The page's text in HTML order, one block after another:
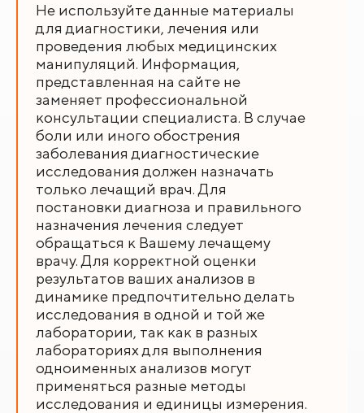
Не используйте данные материалы
для диагностики, лечения или
проведения любых медицинских
манипуляций. Информация,
представленная на сайте не
заменяет профессиональной
консультации специалиста. В случае
боли или иного обострения
заболевания диагностические
исследования должен назначать
только лечащий врач. Для
постановки диагноза и правильного
назначения лечения следует
обращаться к Вашему лечащему
врачу. Для корректной оценки
результатов ваших анализов в
динамике предпочтительно делать
исследования в одной и той же
лаборатории, так как в разных
лабораториях для выполнения
одноименных анализов могут
применяться разные методы
исследования и единицы измерения.